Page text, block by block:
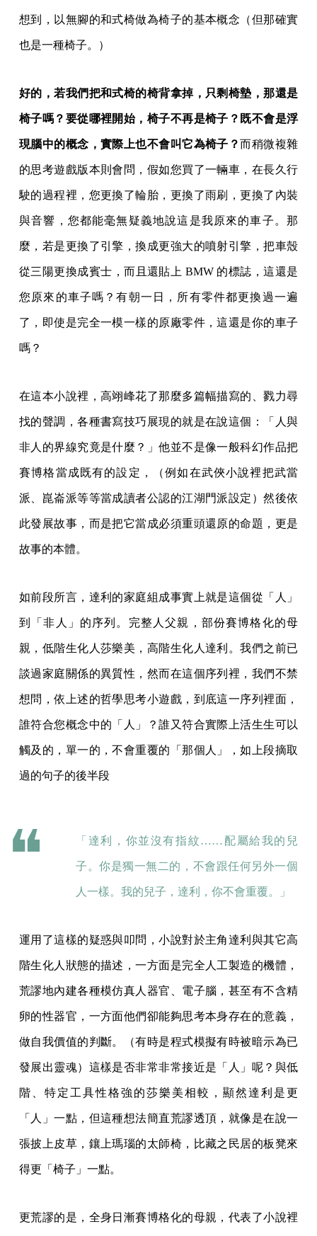
想到，以無腳的和式椅做為椅子的基本概念（但那確實
也是一種椅子。）
好的，若我們把和式椅的椅背拿掉，只剩椅墊，那還是
椅子嗎？要從哪裡開始，椅子不再是椅子？既不會是浮
現腦中的概念，實際上也不會叫它為椅子？而稍微複雜
的思考遊戲版本則會問，假如您買了一輛車，在長久行
駛的過程裡，您更換了輪胎，更換了雨刷，更換了內裝
與音響，您都能毫無疑義地說這是我原來的車子。那
麼，若是更換了引擎，換成更強大的噴射引擎，把車殼
從三陽更換成賓士，而且還貼上 BMW 的標誌，這還是
您原來的車子嗎？有朝一日，所有零件都更換過一遍
了，即使是完全一模一樣的原廠零件，這還是你的車子
嗎？
在這本小說裡，高翊峰花了那麼多篇幅描寫的、戮力尋
找的聲調，各種書寫技巧展現的就是在說這個：「人與
非人的界線究竟是什麼？」他並不是像一般科幻作品把
賽博格當成既有的設定，（例如在武俠小說裡把武當
派、崑崙派等等當成讀者公認的江湖門派設定）然後依
此發展故事，而是把它當成必須重頭還原的命題，更是
故事的本體。
如前段所言，達利的家庭組成事實上就是這個從「人」
到「非人」的序列。完整人父親，部份賽博格化的母
親，低階生化人莎樂美，高階生化人達利。我們之前已
談過家庭關係的異質性，然而在這個序列裡，我們不禁
想問，依上述的哲學思考小遊戲，到底這一序列裡面，
誰符合您概念中的「人」？誰又符合實際上活生生可以
觸及的，單一的，不會重覆的「那個人」，如上段摘取
過的句子的後半段
「達利，你並沒有指紋……配屬給我的兒
子。你是獨一無二的，不會跟任何另外一個
人一樣。我的兒子，達利，你不會重覆。」
運用了這樣的疑惑與叩問，小說對於主角達利與其它高
階生化人狀態的描述，一方面是完全人工製造的機體，
荒謬地內建各種模仿真人器官、電子腦，甚至有不含精
卵的性器官，一方面他們卻能夠思考本身存在的意義，
做自我價值的判斷。（有時是程式模擬有時被暗示為已
發展出靈魂）這樣是否非常非常接近是「人」呢？與低
階、特定工具性格強的莎樂美相較，顯然達利是更
「人」一點，但這種想法簡直荒謬透頂，就像是在說一
張披上皮草，鑲上瑪瑙的太師椅，比藏之民居的板凳來
得更「椅子」一點。
更荒謬的是，全身日漸賽博格化的母親，代表了小說裡